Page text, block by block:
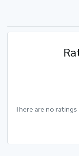
There are no